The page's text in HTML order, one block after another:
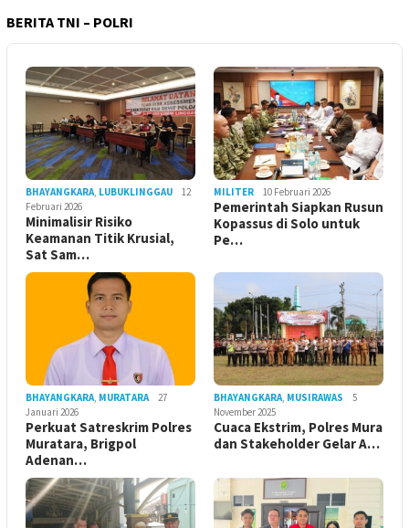
BERITA TNI – POLRI
BHAYANGKARA, LUBUKLINGGAU
12
Februari 2026
Minimalisir Risiko
Keamanan Titik Krusial,
Sat Sam…
MILITER 10 Februari 2026
Pemerintah Siapkan Rusun
Kopassus di Solo untuk
Pe…
BHAYANGKARA, MURATARA
27
Januari 2026
Perkuat Satreskrim Polres
Muratara, Brigpol
Adenan…
BHAYANGKARA, MUSIRAWAS
5
November 2025
Cuaca Ekstrim, Polres Mura
dan Stakeholder Gelar A…